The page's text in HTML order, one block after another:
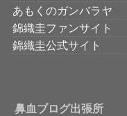
あもくのガンバラヤ
錦織圭ファンサイト
錦織圭公式サイト
鼻血ブログ出張所